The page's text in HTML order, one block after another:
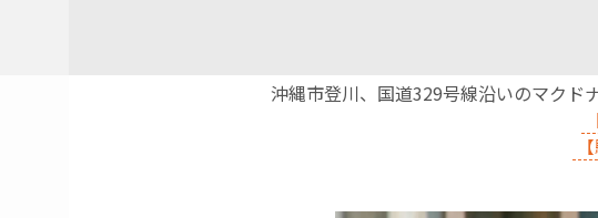
沖縄市登川、国道329号線沿いのマクド